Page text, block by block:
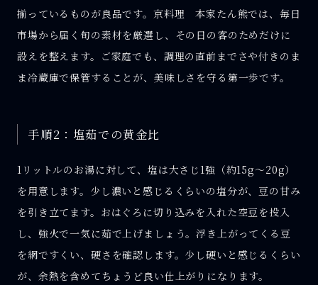
揃っているものが良品です。京料理 本家たん熊では、毎日
市場から届く旬の素材を厳選し、その日の客のためだけに
設えを整えます。ご家庭でも、調理の直前までさや付きのま
ま冷蔵庫で保管することが、美味しさを守る第一歩です。
手順2：塩茹での黄金比
1リットルのお湯に対して、塩は大さじ1強（約15g〜20g）
を用意します。少し濃いと感じるくらいの塩分が、豆の甘み
を引き立てます。おはぐろに切り込みを入れた空豆を投入
し、強火で一気に茹で上げましょう。浮き上がってくる豆
を網ですくい、硬さを確認します。少し硬いと感じるくらい
が、余熱を含めてちょうど良い仕上がりになります。